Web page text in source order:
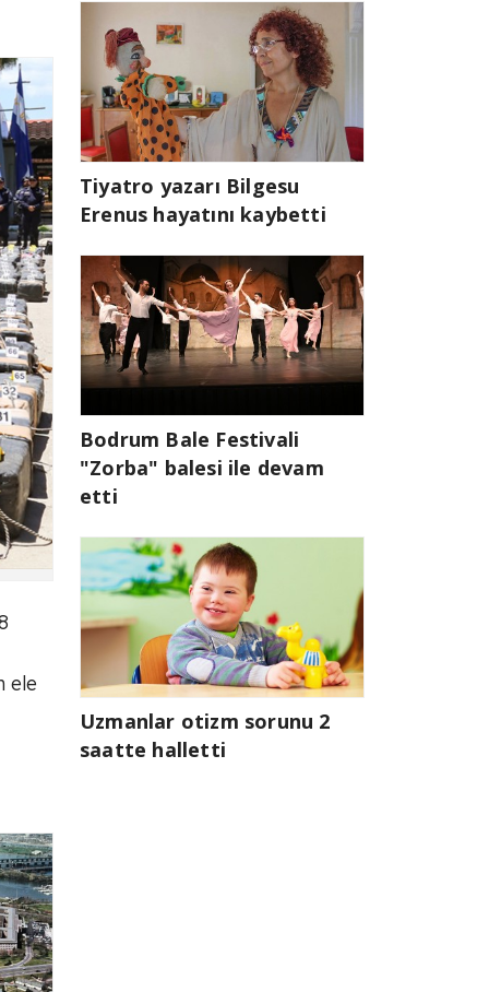
ele
Tiyatro yazarı Bilgesu
Erenus hayatını kaybetti
Bodrum Bale Festivali
"Zorba" balesi ile devam
etti
Uzmanlar otizm sorunu 2
saatte halletti